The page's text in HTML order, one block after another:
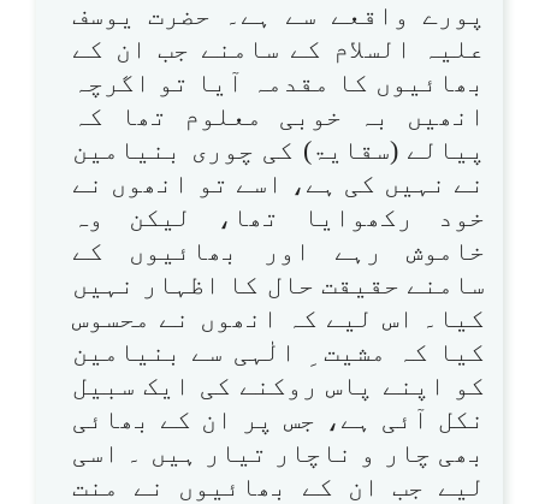
پورے واقعے سے ہے۔ حضرت یوسف
علیہ السلام کے سامنے جب ان کے
بھائیوں کا مقدمہ آیا تو اگرچہ
انھیں بہ خوبی معلوم تھا کہ
پیالے (سقایۃ) کی چوری بنیامین
نے نہیں کی ہے، اسے تو انھوں نے
خود رکھوایا تھا، لیکن وہ
خاموش رہے اور بھائیوں کے
سامنے حقیقت حال کا اظہار نہیں
کیا۔ اس لیے کہ انھوں نے محسوس
کیا کہ مشیت ِ الٰہی سے بنیامین
کو اپنے پاس روکنے کی ایک سبیل
نکل آئی ہے، جس پر ان کے بھائی
بھی چار و ناچار تیار ہیں ۔ اسی
لیے جب ان کے بھائیوں نے منت